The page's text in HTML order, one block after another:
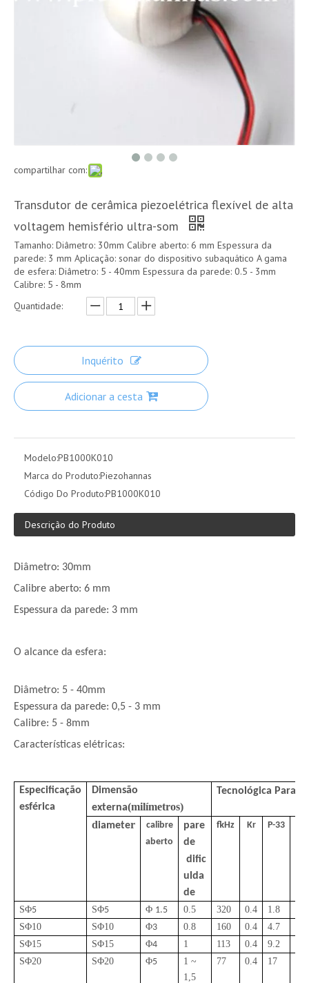
compartilhar com:
Transdutor de cerâmica piezoelétrica flexível de alta
voltagem hemisfério ultra-som
Tamanho: Diâmetro: 30mm Calibre aberto: 6 mm Espessura da
parede: 3 mm Aplicação: sonar do dispositivo subaquático A gama
de esfera: Diâmetro: 5 - 40mm Espessura da parede: 0.5 - 3mm
Calibre: 5 - 8mm
Quantidade:
Inquérito
Adicionar a cesta
Modelo:PB1000K010
Marca do Produto:Piezohannas
Código Do Produto:PB1000K010
Descrição do Produto
Diâmetro: 30mm
Calibre aberto: 6 mm
Espessura da parede: 3 mm
O alcance da esfera:
Diâmetro: 5 - 40mm
Espessura da parede: 0,5 - 3 mm
Calibre: 5 - 8mm
Características elétricas:
Especificação
esférica
Dimensão
externa(milímetros)
Tecnológica
diameter
calibre
aberto
pare
de
dific
ulda
de
fkHz Kr P-33
SΦ5 SΦ5 Φ 1.5 0.5 320 0.4 1.8
SΦ10 SΦ10 Φ3 0.8 160 0.4 4.7
SΦ15 SΦ15 Φ4 1 113 0.4 9.2
SΦ20 SΦ20 Φ5
1 ~
1,5
77 0.4 17